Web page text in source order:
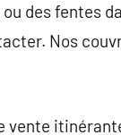
des fentes
Nos
vente